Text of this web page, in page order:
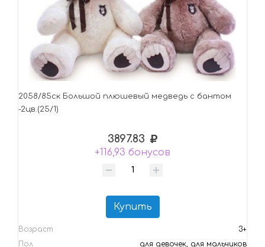
2058/85ск Большой плюшевый медведь с бантом
-2цв.(25/1)
3897.83
+116,93 бонусов
Купить
Возраст
3+
Пол
для девочек, для мальчиков